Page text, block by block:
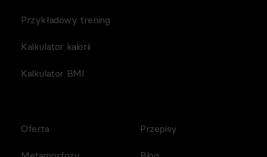
Przykładowy trening
Kalkulator kalorii
Kalkulator BMI
Oferta Przepisy